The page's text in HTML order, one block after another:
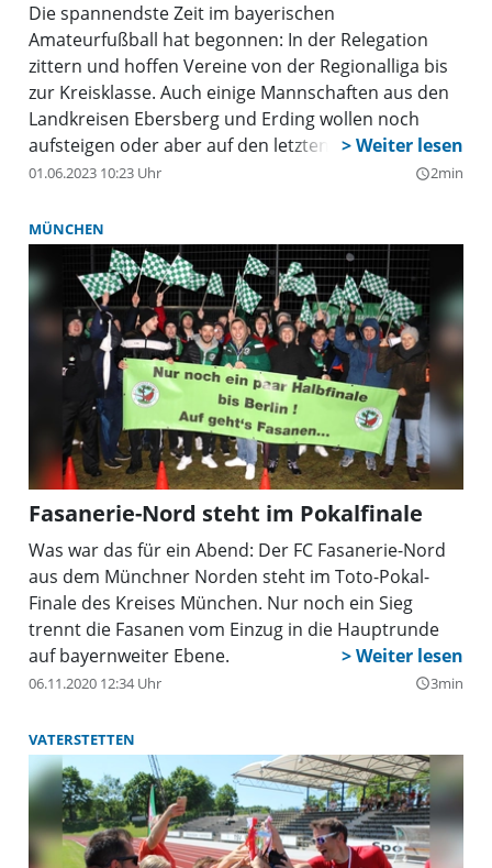
Die spannendste Zeit im bayerischen
Amateurfußball hat begonnen: In der Relegation
zittern und hoffen Vereine von der Regionalliga bis
zur Kreisklasse. Auch einige Mannschaften aus den
Landkreisen Ebersberg und Erding wollen noch
aufsteigen oder aber auf den letzten Drücker den
Klassenerhalt schaffen.
01.06.2023 10:23 Uhr query_builder2min
MÜNCHEN
Fasanerie-Nord steht im Pokalfinale
Was war das für ein Abend: Der FC Fasanerie-Nord
aus dem Münchner Norden steht im Toto-Pokal-
Finale des Kreises München. Nur noch ein Sieg
trennt die Fasanen vom Einzug in die Hauptrunde
auf bayernweiter Ebene.
06.11.2020 12:34 Uhr query_builder3min
VATERSTETTEN